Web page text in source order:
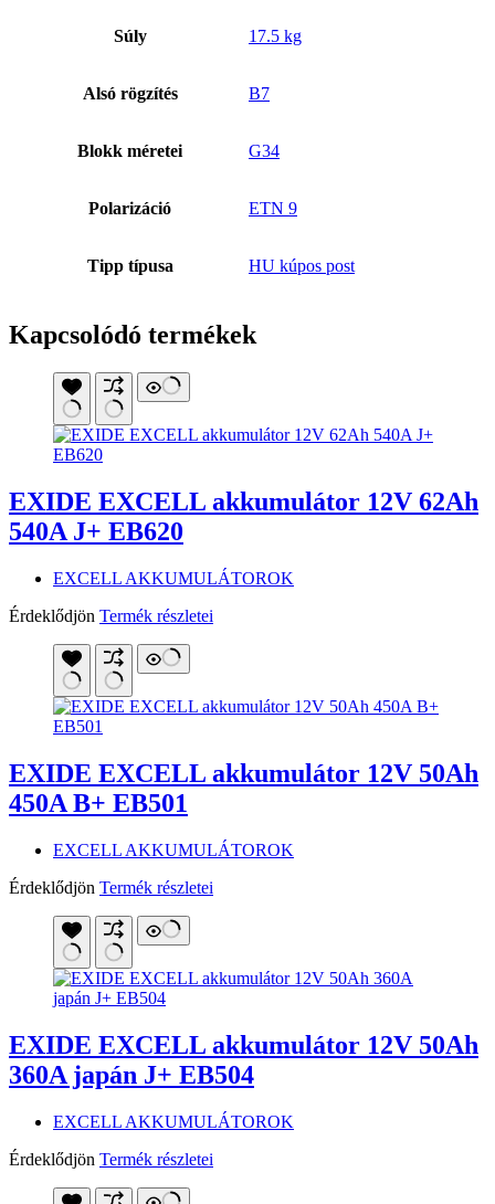
Súly 17.5 kg
Alsó rögzítés B7
Blokk méretei G34
Polarizáció ETN 9
Tipp típusa HU kúpos post
Kapcsolódó termékek
EXIDE EXCELL akkumulátor 12V 62Ah
540A J+ EB620
EXCELL AKKUMULÁTOROK
Érdeklődjön Termék részletei
EXIDE EXCELL akkumulátor 12V 50Ah
450A B+ EB501
EXCELL AKKUMULÁTOROK
Érdeklődjön Termék részletei
EXIDE EXCELL akkumulátor 12V 50Ah
360A japán J+ EB504
EXCELL AKKUMULÁTOROK
Érdeklődjön Termék részletei